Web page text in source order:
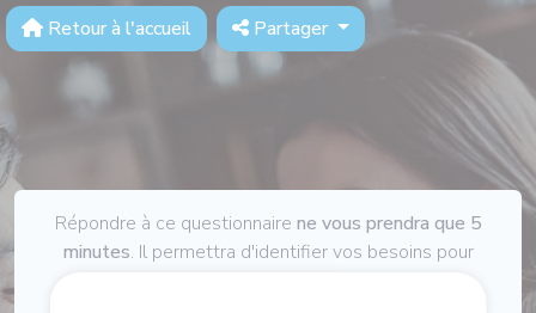
Retour à l'accueil Partager
Répondre à ce questionnaire ne vous prendra que 5
minutes. Il permettra d'identifier vos besoins pour